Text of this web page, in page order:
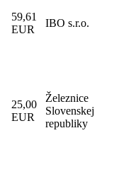
59,61
EUR
IBO s.r.o.
25,00
EUR
Železnice
Slovenskej
republiky